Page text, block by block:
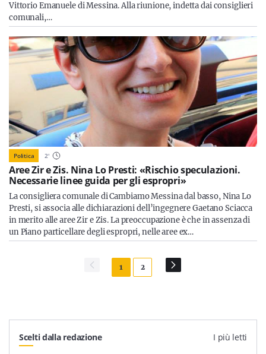
Vittorio Emanuele di Messina. Alla riunione, indetta dai consiglieri
comunali,…
Politica 2'
Aree Zir e Zis. Nina Lo Presti: «Rischio speculazioni.
Necessarie linee guida per gli espropri»
La consigliera comunale di Cambiamo Messina dal basso, Nina Lo
Presti, si associa alle dichiarazioni dell’ingegnere Gaetano Sciacca
in merito alle aree Zir e Zis. La preoccupazione è che in assenza di
un Piano particellare degli espropri, nelle aree ex…
1 2
Scelti dalla redazione I più letti